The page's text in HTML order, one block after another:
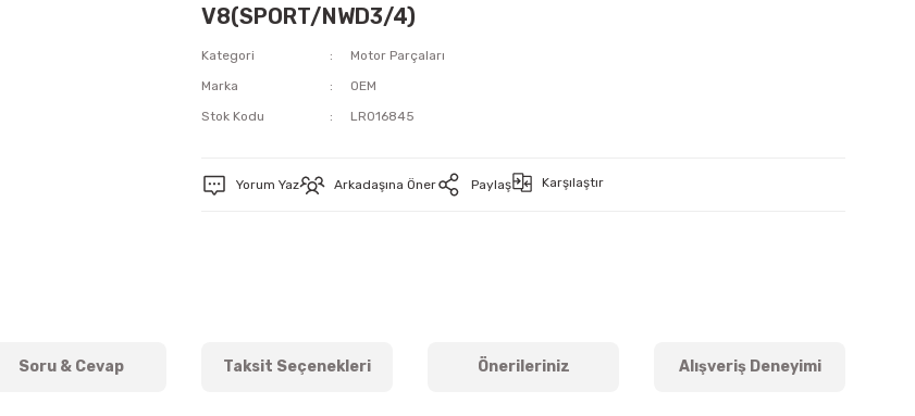
V8(SPORT/NWD3/4)
Kategori
Motor Parçaları
Marka
OEM
Stok Kodu
LR016845
Yorum Yaz Arkadaşına Öner Paylaş Karşılaştır
Soru & Cevap Taksit Seçenekleri Önerileriniz Alışveriş Deneyimi